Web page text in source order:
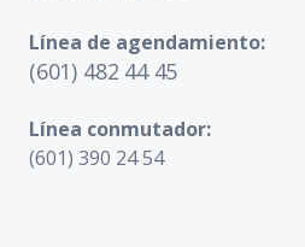
Línea de agendamiento:
(601) 482 44 45
Línea conmutador:
(601) 390 24 54